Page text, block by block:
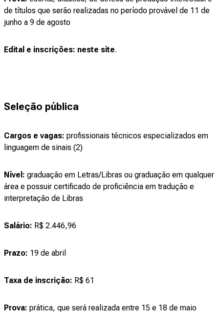
de títulos que serão realizadas no período provável de 11 de
junho a 9 de agosto
Edital e inscrições: neste site.
Seleção pública
Cargos e vagas: profissionais técnicos especializados em
linguagem de sinais (2)
Nível: graduação em Letras/Libras ou graduação em qualquer
área e possuir certificado de proficiência em tradução e
interpretação de Libras
Salário: R$ 2.446,96
Prazo: 19 de abril
Taxa de inscrição: R$ 61
Prova: prática, que será realizada entre 15 e 18 de maio